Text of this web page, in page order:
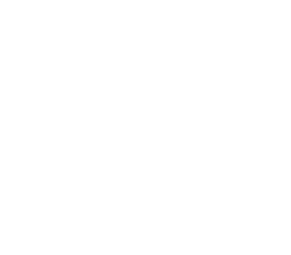
6.5% APR